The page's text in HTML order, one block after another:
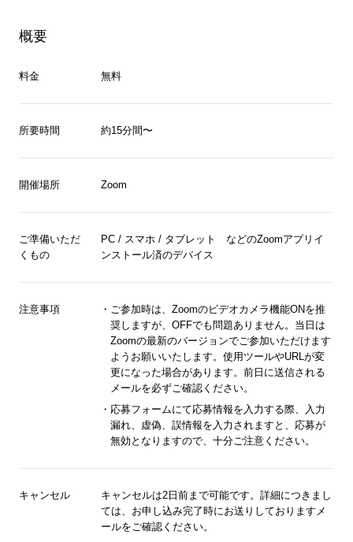
概要
料金 無料
所要時間 約15分間〜
開催場所 Zoom
ご準備いただ
くもの
PC / スマホ / タブレット などのZoomアプリイ
ンストール済のデバイス
注意事項
ご参加時は、Zoomのビデオカメラ機能ONを推
奨しますが、OFFでも問題ありません。当日は
Zoomの最新のバージョンでご参加いただけます
ようお願いいたします。使用ツールやURLが変
更になった場合があります。前日に送信される
メールを必ずご確認ください。
応募フォームにて応募情報を入力する際、入力
漏れ、虚偽、誤情報を入力されますと、応募が
無効となりますので、十分ご注意ください。
キャンセル
キャンセルは2日前まで可能です。詳細につきまし
ては、お申し込み完了時にお送りしておりますメ
ールをご確認ください。